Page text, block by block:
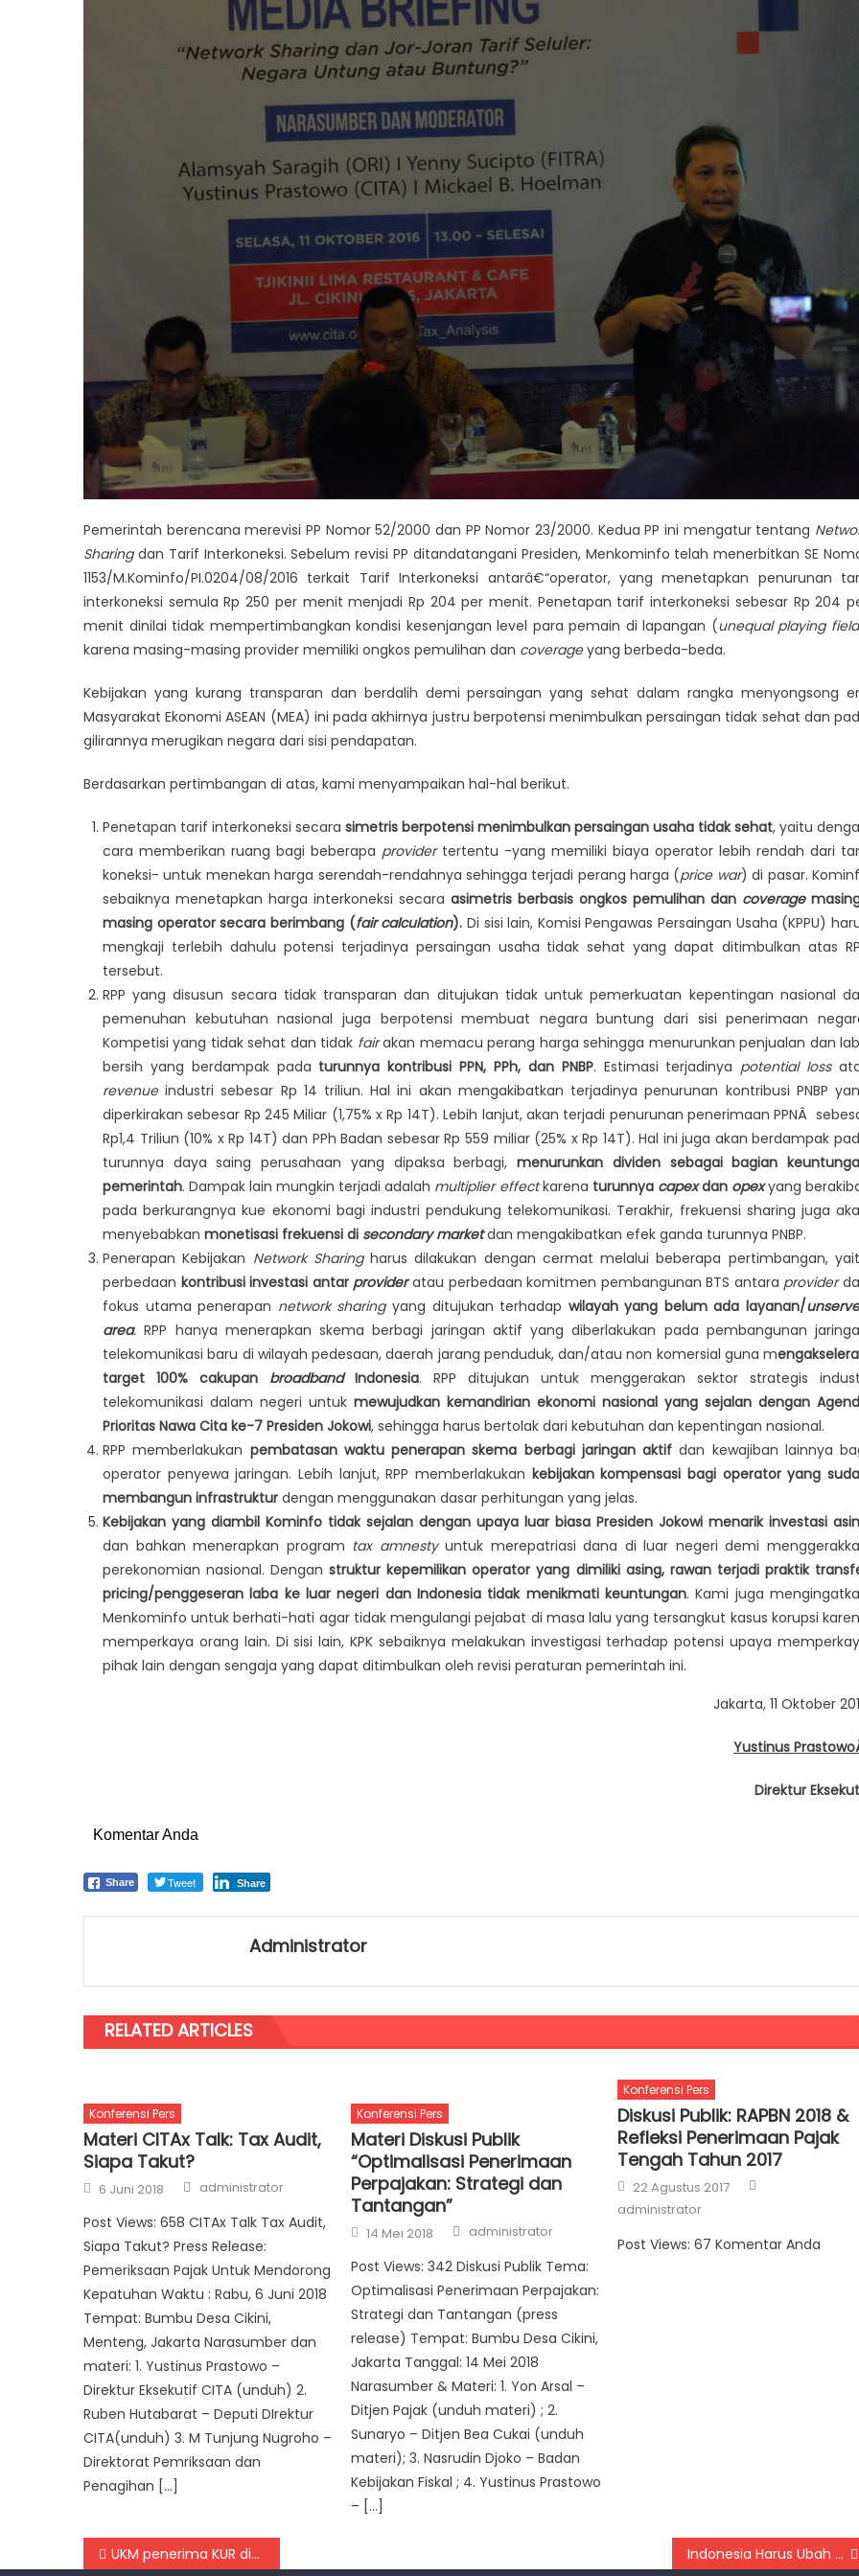
Pemerintah berencana merevisi PP Nomor 52/2000 dan PP Nomor 23/2000. Kedua PP ini mengatur tentang
Sharingdan Tarif Interkoneksi. Sebelum revisi PP ditandatangani Presiden, Menkominfo telah menerbitkan SE
1153/M.Kominfo/PI.0204/08/2016 terkait Tarif Interkoneksi antarâ€“operator, yang menetapkan penurunan
interkoneksi semula Rp 250 per menit menjadi Rp 204 per menit. Penetapan tarif interkoneksi sebesar Rp 204
menit dinilai tidak mempertimbangkan kondisi kesenjangan level para pemain di lapangan (unequal playing field
karena masing-masing provider memiliki ongkos pemulihan dan coverageyang berbeda-beda.
Kebijakan yang kurang transparan dan berdalih demi persaingan yang sehat dalam rangka menyongsong
Masyarakat Ekonomi ASEAN (MEA) ini pada akhirnya justru berpotensi menimbulkan persaingan tidak sehat dan
gilirannya merugikan negara dari sisi pendapatan.
Berdasarkan pertimbangan di atas, kami menyampaikan hal-hal berikut.
Penetapan tarif interkoneksi secara simetris berpotensi menimbulkan persaingan usaha tidak sehat, yaitu
cara memberikan ruang bagi beberapa providertertentu -yang memiliki biaya operator lebih rendah dari
koneksi- untuk menekan harga serendah-rendahnya sehingga terjadi perang harga (price war) di pasar.
sebaiknya menetapkan harga interkoneksi secara asimetris berbasis ongkos pemulihan dan coverage
masing operator secara berimbang (fair calculation). Di sisi lain, Komisi Pengawas Persaingan Usaha (KPPU)
mengkaji terlebih dahulu potensi terjadinya persaingan usaha tidak sehat yang dapat ditimbulkan atas
tersebut.
RPP yang disusun secara tidak transparan dan ditujukan tidak untuk pemerkuatan kepentingan nasional
pemenuhan kebutuhan nasional juga berpotensi membuat negara buntung dari sisi penerimaan
Kompetisi yang tidak sehat dan tidak fairakan memacu perang harga sehingga menurunkan penjualan dan
bersih yang berdampak pada turunnya kontribusi PPN, PPh, dan PNBP. Estimasi terjadinya potential loss
revenueindustri sebesar Rp 14 triliun. Hal ini akan mengakibatkan terjadinya penurunan kontribusi PNBP
diperkirakan sebesar Rp 245 Miliar (1,75% x Rp 14T). Lebih lanjut, akan terjadi penurunan penerimaan PPNÂ
Rp1,4 Triliun (10% x Rp 14T) dan PPh Badan sebesar Rp 559 miliar (25% x Rp 14T). Hal ini juga akan berdampak
turunnya daya saing perusahaan yang dipaksa berbagi,menurunkan dividen sebagai bagian
pemerintah. Dampak lain mungkin terjadi adalah multiplier effectkarena turunnya capexdan opexyang
pada berkurangnya kue ekonomi bagi industri pendukung telekomunikasi. Terakhir, frekuensi sharing juga
menyebabkan monetisasi frekuensi di secondary marketdan mengakibatkan efek ganda turunnya PNBP.
Penerapan Kebijakan Network Sharingharus dilakukan dengan cermat melalui beberapa pertimbangan,
perbedaan kontribusi investasi antarprovideratau perbedaan komitmen pembangunan BTS antara provider
fokus utama penerapan network sharingyang ditujukan terhadap wilayah yang belum ada layanan/
area.RPP hanya menerapkan skema berbagi jaringan aktif yang diberlakukan pada pembangunan
telekomunikasi baru di wilayah pedesaan, daerah jarang penduduk, dan/atau non komersial guna m
target 100% cakupan broadband Indonesia. RPP ditujukan untuk menggerakan sektor strategis
telekomunikasi dalam negeri untuk mewujudkan kemandirian ekonomi nasional yang sejalan dengan
Prioritas Nawa Cita ke-7 Presiden Jokowi, sehingga harus bertolak dari kebutuhan dan kepentingan nasional.
RPP memberlakukan pembatasan waktu penerapan skema berbagi jaringan aktif dan kewajiban lainnya
operator penyewa jaringan. Lebih lanjut, RPP memberlakukan kebijakan kompensasi bagi operator yang
membangun infrastruktur dengan menggunakan dasar perhitungan yang jelas.
Kebijakan yang diambil Kominfo tidak sejalan dengan upaya luar biasa Presiden Jokowi menarik investasi
dan bahkan menerapkan program tax amnestyuntuk merepatriasi dana di luar negeri demi
perekonomian nasional. Denganstruktur kepemilikan operator yang dimiliki asing, rawan terjadi praktik
pricing/penggeseran laba ke luar negeri dan Indonesia tidak menikmati keuntungan. Kami juga
Menkominfo untuk berhati-hati agar tidak mengulangi pejabat di masa lalu yang tersangkut kasus korupsi
memperkaya orang lain. Di sisi lain, KPK sebaiknya melakukan investigasi terhadap potensi upaya
pihak lain dengan sengaja yang dapat ditimbulkan oleh revisi peraturan pemerintah ini.
Jakarta, 11 Oktober
Yustinus
Direktur
Komentar Anda
Share Tweet Share
Administrator
RELATED ARTICLES
Konferensi Pers
Materi CITAx Talk: Tax Audit,
Siapa Takut?
Posted on
6 Juni 2018 Author
administrator
Post Views: 658 CITAx Talk Tax Audit,
Siapa Takut? Press Release:
Pemeriksaan Pajak Untuk Mendorong
Kepatuhan Waktu : Rabu, 6 Juni 2018
Tempat: Bumbu Desa Cikini,
Menteng, Jakarta Narasumber dan
materi: 1. Yustinus Prastowo –
Direktur Eksekutif CITA (unduh) 2.
Ruben Hutabarat – Deputi DIrektur
CITA(unduh) 3. M Tunjung Nugroho –
Direktorat Pemriksaan dan
Penagihan […]
Konferensi Pers
Materi Diskusi Publik
“Optimalisasi Penerimaan
Perpajakan: Strategi dan
Tantangan”
Posted on
14 Mei 2018 Author
administrator
Post Views: 342 Diskusi Publik Tema:
Optimalisasi Penerimaan Perpajakan:
Strategi dan Tantangan (press
release) Tempat: Bumbu Desa Cikini,
Jakarta Tanggal: 14 Mei 2018
Narasumber & Materi: 1. Yon Arsal –
Ditjen Pajak (unduh materi) ; 2.
Sunaryo – Ditjen Bea Cukai (unduh
materi); 3. Nasrudin Djoko – Badan
Kebijakan Fiskal ; 4. Yustinus Prastowo
– […]
Konferensi Pers
Diskusi Publik: RAPBN 2018 &
Refleksi Penerimaan Pajak
Tengah Tahun 2017
Posted on
22 Agustus 2017
administrator
Post Views: 67 Komentar Anda
Navigasi pos
UKM penerima KUR digiring ikut tax amnesty Indonesia Harus Ubah Pendekatan untuk Kejar Pajak dari Google